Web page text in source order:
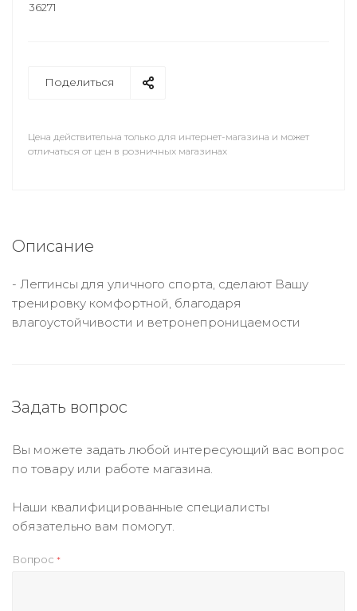
36271
Поделиться
Цена действительна только для интернет-магазина и может
отличаться от цен в розничных магазинах
Описание
- Леггинсы для уличного спорта, сделают Вашу
тренировку комфортной, благодаря
влагоустойчивости и ветронепроницаемости
Задать вопрос
Вы можете задать любой интересующий вас вопрос
по товару или работе магазина.
Наши квалифицированные специалисты
обязательно вам помогут.
Вопрос *